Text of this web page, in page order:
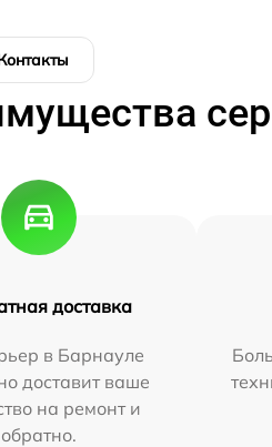
доставка
в Барнауле
доставит ваше
на ремонт и
обратно.